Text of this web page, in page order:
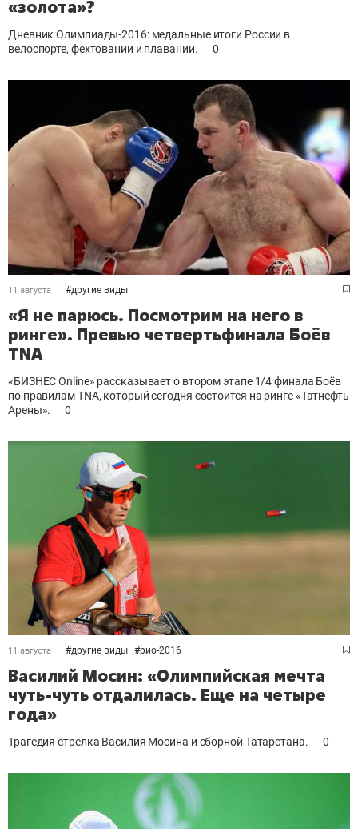
«золота»?
Дневник Олимпиады-2016: медальные итоги России в
велоспорте, фехтовании и плавании.
0
11 августа #другие виды
«Я не парюсь. Посмотрим на него в
ринге». Превью четвертьфинала Боёв
TNA
«БИЗНЕС Online» рассказывает о втором этапе 1/4 финала Боёв
по правилам TNA, который сегодня состоится на ринге «Татнефть
Арены».
0
11 августа #другие виды #рио-2016
Василий Мосин: «Олимпийская мечта
чуть-чуть отдалилась. Еще на четыре
года»
Трагедия стрелка Василия Мосина и сборной Татарстана. 0